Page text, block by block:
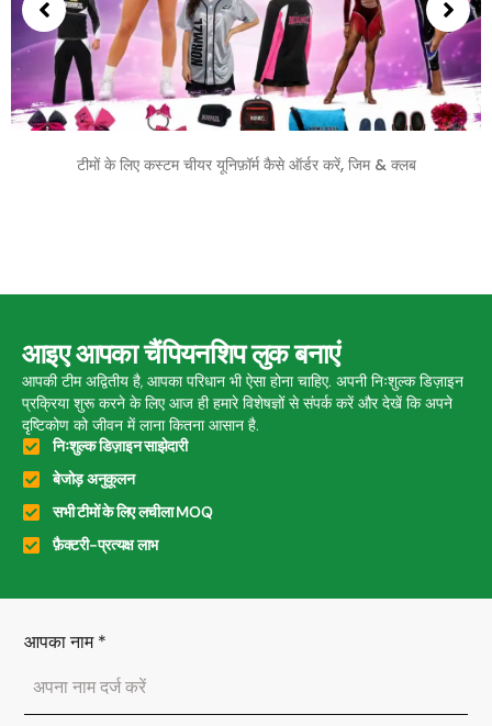
टीमों के लिए कस्टम चीयर यूनिफ़ॉर्म कैसे ऑर्डर करें, जिम & क्लब
आइए आपका चैंपियनशिप लुक बनाएं
आपकी टीम अद्वितीय है, आपका परिधान भी ऐसा होना चाहिए. अपनी निःशुल्क डिज़ाइन
प्रक्रिया शुरू करने के लिए आज ही हमारे विशेषज्ञों से संपर्क करें और देखें कि अपने
दृष्टिकोण को जीवन में लाना कितना आसान है.
निःशुल्क डिज़ाइन साझेदारी
बेजोड़ अनुकूलन
सभी टीमों के लिए लचीला MOQ
फ़ैक्टरी-प्रत्यक्ष लाभ
आपका नाम *